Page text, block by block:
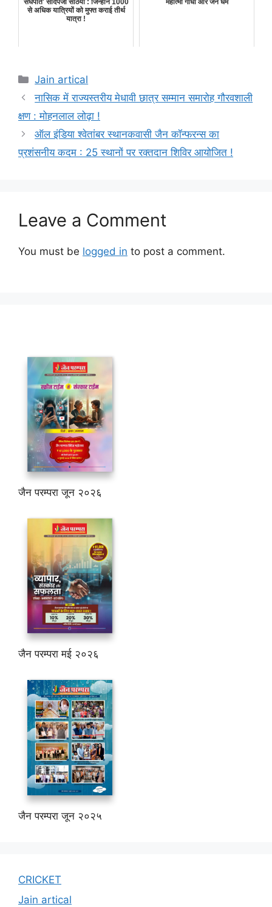
संघपति' संदिपजी सेठिया : जिन्होंने 1000
से अधिक यात्रियों को मुफ्त कराई तीर्थ
यात्रा !
महात्मा गांधी और जैन धर्म
Categories
Jain artical
नासिक में राज्यस्तरीय मेधावी छात्र सम्मान समारोह गौरवशाली
क्षण : मोहनलाल लोढ़ा !
ऑल इंडिया श्वेतांबर स्थानकवासी जैन कॉन्फरन्स का
प्रशंसनीय कदम : 25 स्थानों पर रक्तदान शिविर आयोजित !
Leave a Comment
You must be logged in to post a comment.
जैन परम्परा जून २०२६
जैन परम्परा मई २०२६
जैन परम्परा जून २०२५
CRICKET
Jain artical